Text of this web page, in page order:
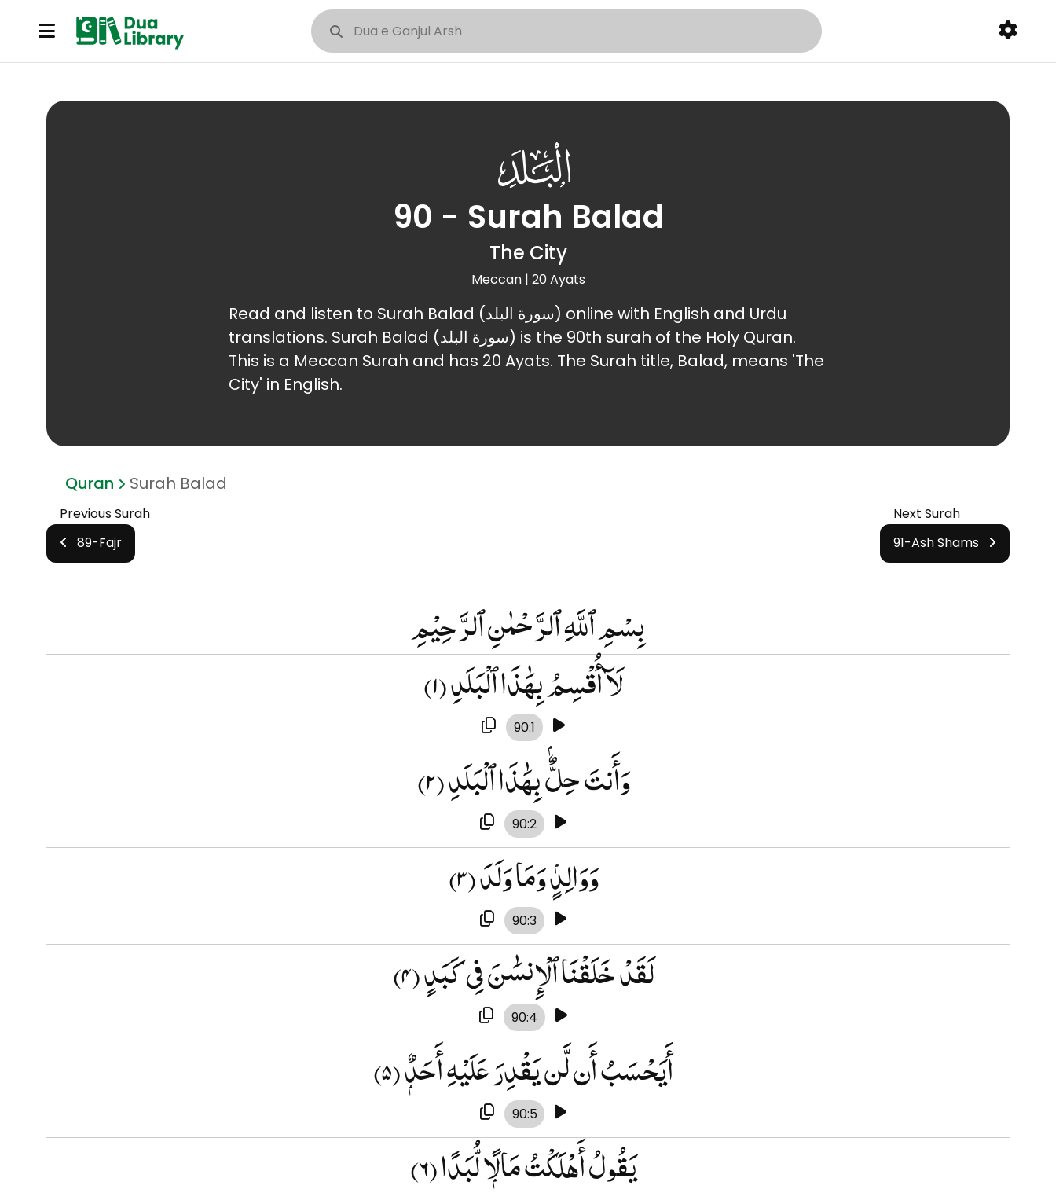
090
90 - Surah Balad
The City
Meccan | 20 Ayats
Read and listen to Surah Balad (سورة البلد) online with English and Urdu
translations. Surah Balad (سورة البلد) is the 90th surah of the Holy Quran.
This is a Meccan Surah and has 20 Ayats. The Surah title, Balad, means 'The
City' in English.
Quran Surah Balad
Previous Surah
89-Fajr
Next Surah
91-Ash Shams
بِسْمِ ٱللَّهِ ٱلرَّحْمٰنِ ٱلرَّحِيْمِ
لَآ أُقْسِمُ بِهَٰذَا ٱلْبَلَدِ(۱)
90:1
وَأَنتَ حِلٌّۢ بِهَٰذَا ٱلْبَلَدِ(۲)
90:2
وَوَالِدٍۢ وَمَا وَلَدَ(۳)
90:3
لَقَدْ خَلَقْنَا ٱلْإِنسَٰنَ فِى كَبَدٍ(۴)
90:4
أَيَحْسَبُ أَن لَّن يَقْدِرَ عَلَيْهِ أَحَدٌۭ(۵)
90:5
يَقُولُ أَهْلَكْتُ مَالًۭا لُّبَدًا(۶)